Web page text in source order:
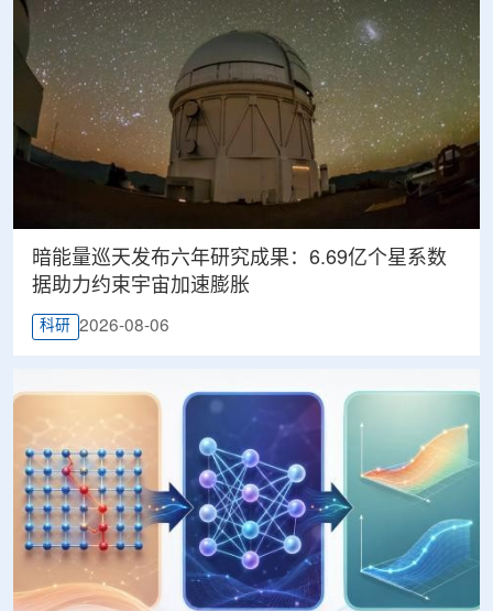
暗能量巡天发布六年研究成果：6.69亿个星系数
据助力约束宇宙加速膨胀
科研 2026-08-06